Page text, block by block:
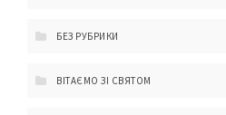
БЕЗ РУБРИКИ
ВІТАЄМО ЗІ СВЯТОМ